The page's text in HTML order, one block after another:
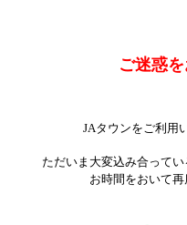
ご迷惑
JAタウンをご利用
ただいま大変込み合って
お時間をおいて